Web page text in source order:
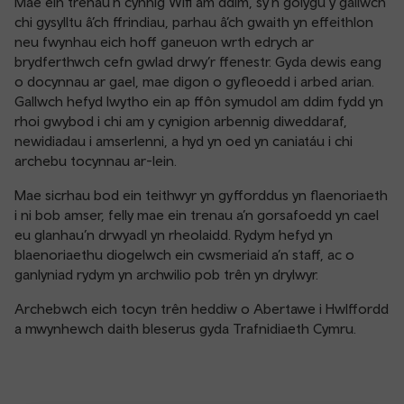
chi gysylltu â’ch ffrindiau, parhau â’ch gwaith yn effeithlon
neu fwynhau eich hoff ganeuon wrth edrych ar
brydferthwch cefn gwlad drwy’r ffenestr. Gyda dewis eang
o docynnau ar gael, mae digon o gyfleoedd i arbed arian.
Gallwch hefyd lwytho ein ap ffôn symudol am ddim fydd yn
rhoi gwybod i chi am y cynigion arbennig diweddaraf,
newidiadau i amserlenni, a hyd yn oed yn caniatáu i chi
archebu tocynnau ar-lein.
Mae sicrhau bod ein teithwyr yn gyfforddus yn flaenoriaeth
i ni bob amser, felly mae ein trenau a’n gorsafoedd yn cael
eu glanhau’n drwyadl yn rheolaidd. Rydym hefyd yn
blaenoriaethu diogelwch ein cwsmeriaid a’n staff, ac o
ganlyniad rydym yn archwilio pob trên yn drylwyr.
Archebwch eich tocyn trên heddiw o Abertawe i Hwlffordd
a mwynhewch daith bleserus gyda Trafnidiaeth Cymru.